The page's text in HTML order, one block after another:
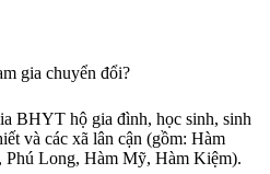
gia chuyển đổi?
BHYT hộ gia đình, học sinh, sinh
và các xã lân cận (gồm: Hàm
Long, Hàm Mỹ, Hàm Kiệm).